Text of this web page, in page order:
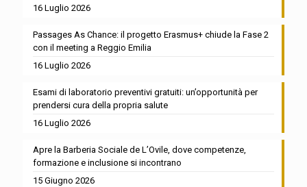
16 Luglio 2026
Passages As Chance: il progetto Erasmus+ chiude la Fase 2
con il meeting a Reggio Emilia
16 Luglio 2026
Esami di laboratorio preventivi gratuiti: un’opportunità per
prendersi cura della propria salute
16 Luglio 2026
Apre la Barberia Sociale de L’Ovile, dove competenze,
formazione e inclusione si incontrano
15 Giugno 2026